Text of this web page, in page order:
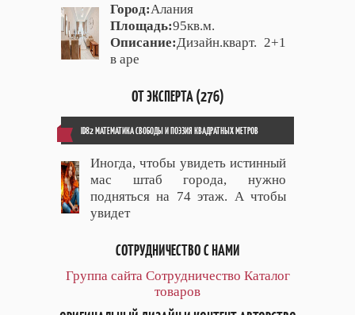
Город:Алания
Площадь:95кв.м.
Описание: Дизайн.кварт. 2+1
в аре
ОТ ЭКСПЕРТА (276)
ID82 МАТЕМАТИКА СВОБОДЫ И ПОЭЗИЯ КВАДРАТНЫХ МЕТРОВ
Иногда, чтобы увидеть истинный
мас штаб города, нужно
подняться на 74 этаж. А чтобы
увидет
СОТРУДНИЧЕСТВО С НАМИ
Группа сайта Сотрудничество Каталог
товаров